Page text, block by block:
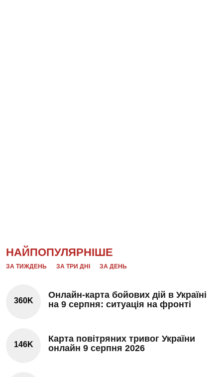
НАЙПОПУЛЯРНІШЕ
ЗА ТИЖДЕНЬ ЗА ТРИ ДНІ ЗА ДЕНЬ
360K
Онлайн-карта бойових дій в Україні
на 9 серпня: ситуація на фронті
146K
Карта повітряних тривог України
онлайн 9 серпня 2026